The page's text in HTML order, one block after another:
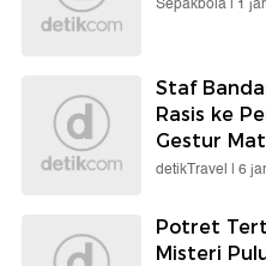
Staf
Rasis ke
Gestur
detikTravel | 6
Potret
Misteri